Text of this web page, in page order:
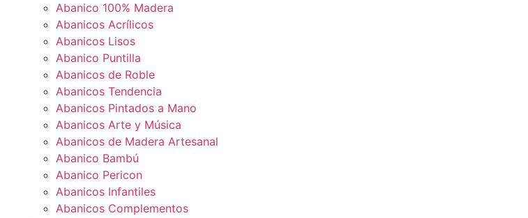
Abanico 100% Madera
Abanicos Acrílicos
Abanicos Lisos
Abanico Puntilla
Abanicos de Roble
Abanicos Tendencia
Abanicos Pintados a Mano
Abanicos Arte y Música
Abanicos de Madera Artesanal
Abanico Bambú
Abanico Pericon
Abanicos Infantiles
Abanicos Complementos